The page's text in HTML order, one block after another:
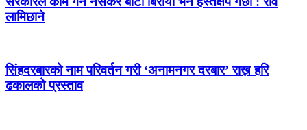
लामिछाने
सिंहदरबारको नाम परिवर्तन गरी ‘अनामनगर दरबार’ राख्न हरि
ढकालको प्रस्ताव